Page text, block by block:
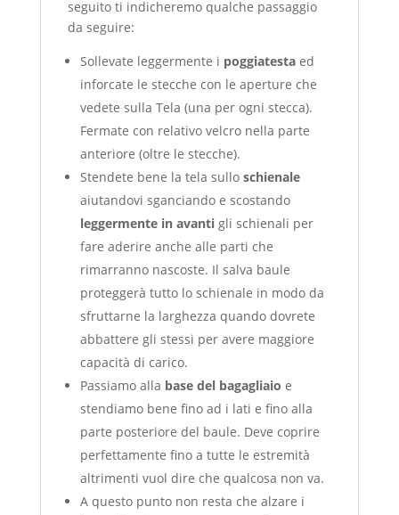
seguito ti indicheremo qualche passaggio
da seguire:
Sollevate leggermente i poggiatestaed
inforcate le stecche con le aperture che
vedete sulla Tela (una per ogni stecca).
Fermate con relativo velcro nella parte
anteriore (oltre le stecche).
Stendete bene la tela sullo schienale
aiutandovi sganciando e scostando
leggermente in avantigli schienali per
fare aderire anche alle parti che
rimarranno nascoste. Il salva baule
proteggerà tutto lo schienale in modo da
sfruttarne la larghezza quando dovrete
abbattere gli stessi per avere maggiore
capacità di carico.
Passiamo alla base del bagagliaio e
stendiamo bene fino ad i lati e fino alla
parte posteriore del baule. Deve coprire
perfettamente fino a tutte le estremità
altrimenti vuol dire che qualcosa non va.
A questo punto non resta che alzare i